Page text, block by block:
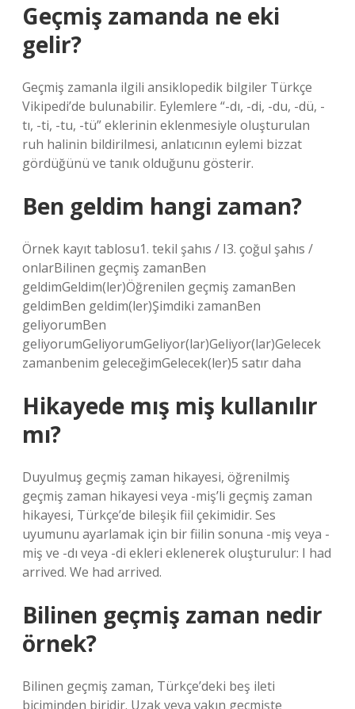
Geçmiş zamanda ne eki
gelir?
Geçmiş zamanla ilgili ansiklopedik bilgiler Türkçe
Vikipedi’de bulunabilir. Eylemlere “-dı, -di, -du, -dü, -
tı, -ti, -tu, -tü” eklerinin eklenmesiyle oluşturulan
ruh halinin bildirilmesi, anlatıcının eylemi bizzat
gördüğünü ve tanık olduğunu gösterir.
Ben geldim hangi zaman?
Örnek kayıt tablosu1. tekil şahıs / I3. çoğul şahıs /
onlarBilinen geçmiş zamanBen
geldimGeldim(ler)Öğrenilen geçmiş zamanBen
geldimBen geldim(ler)Şimdiki zamanBen
geliyorumBen
geliyorumGeliyorumGeliyor(lar)Geliyor(lar)Gelecek
zamanbenim geleceğimGelecek(ler)5 satır daha
Hikayede mış miş kullanılır
mı?
Duyulmuş geçmiş zaman hikayesi, öğrenilmiş
geçmiş zaman hikayesi veya -miş’li geçmiş zaman
hikayesi, Türkçe’de bileşik fiil çekimidir. Ses
uyumunu ayarlamak için bir fiilin sonuna -miş veya -
miş ve -dı veya -di ekleri eklenerek oluşturulur: I had
arrived. We had arrived.
Bilinen geçmiş zaman nedir
örnek?
Bilinen geçmiş zaman, Türkçe’deki beş ileti
biçiminden biridir. Uzak veya yakın geçmişte